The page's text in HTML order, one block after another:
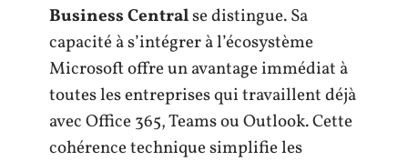
Business Centralse distingue. Sa
capacité à s’intégrer à l’écosystème
Microsoft offre un avantage immédiat à
toutes les entreprises qui travaillent déjà
avec Office 365, Teams ou Outlook. Cette
cohérence technique simplifie les